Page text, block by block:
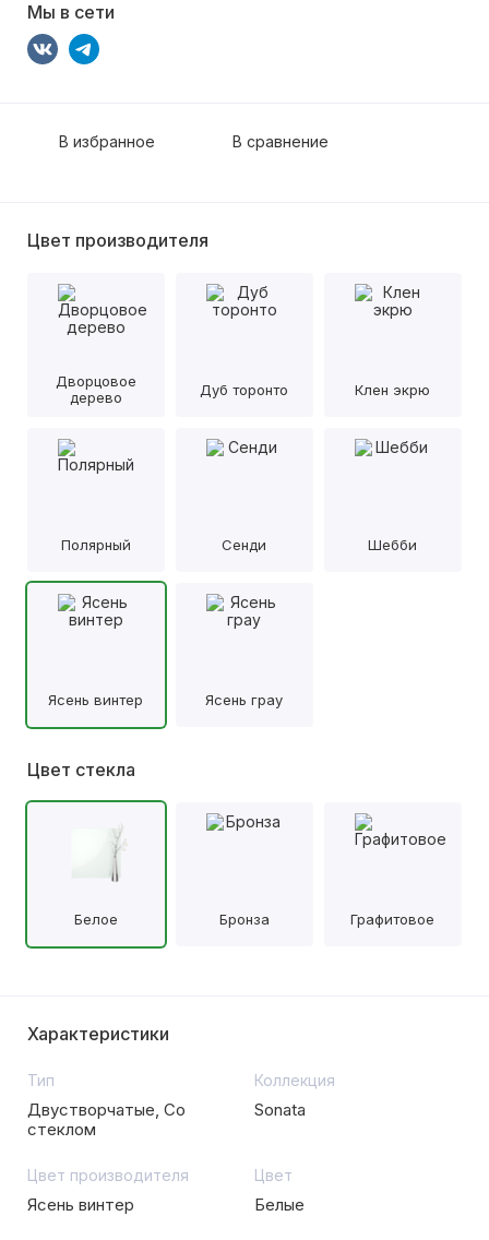
Мы в сети
В избранное В сравнение
Цвет производителя
Дворцовое
дерево
Дуб торонто Клен экрю
Полярный Сенди Шебби
Ясень винтер Ясень грау
Цвет стекла
Белое Бронза Графитовое
Характеристики
Тип
Двустворчатые, Со
стеклом
Коллекция
Sonata
Цвет производителя
Ясень винтер
Цвет
Белые